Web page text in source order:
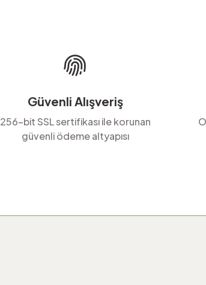
Güvenli Alışveriş
256-bit SSL sertifikası ile korunan
güvenli ödeme altyapısı